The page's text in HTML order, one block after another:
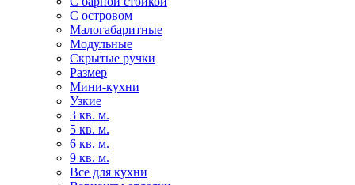
С островом
Малогабаритные
Модульные
Скрытые ручки
Размер
Мини-кухни
Узкие
3 кв. м.
5 кв. м.
6 кв. м.
9 кв. м.
Все для кухни